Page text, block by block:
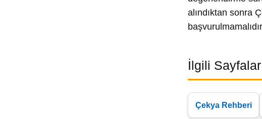
alındıktan sonra
İlgili Sayfalar
Çekya Rehberi